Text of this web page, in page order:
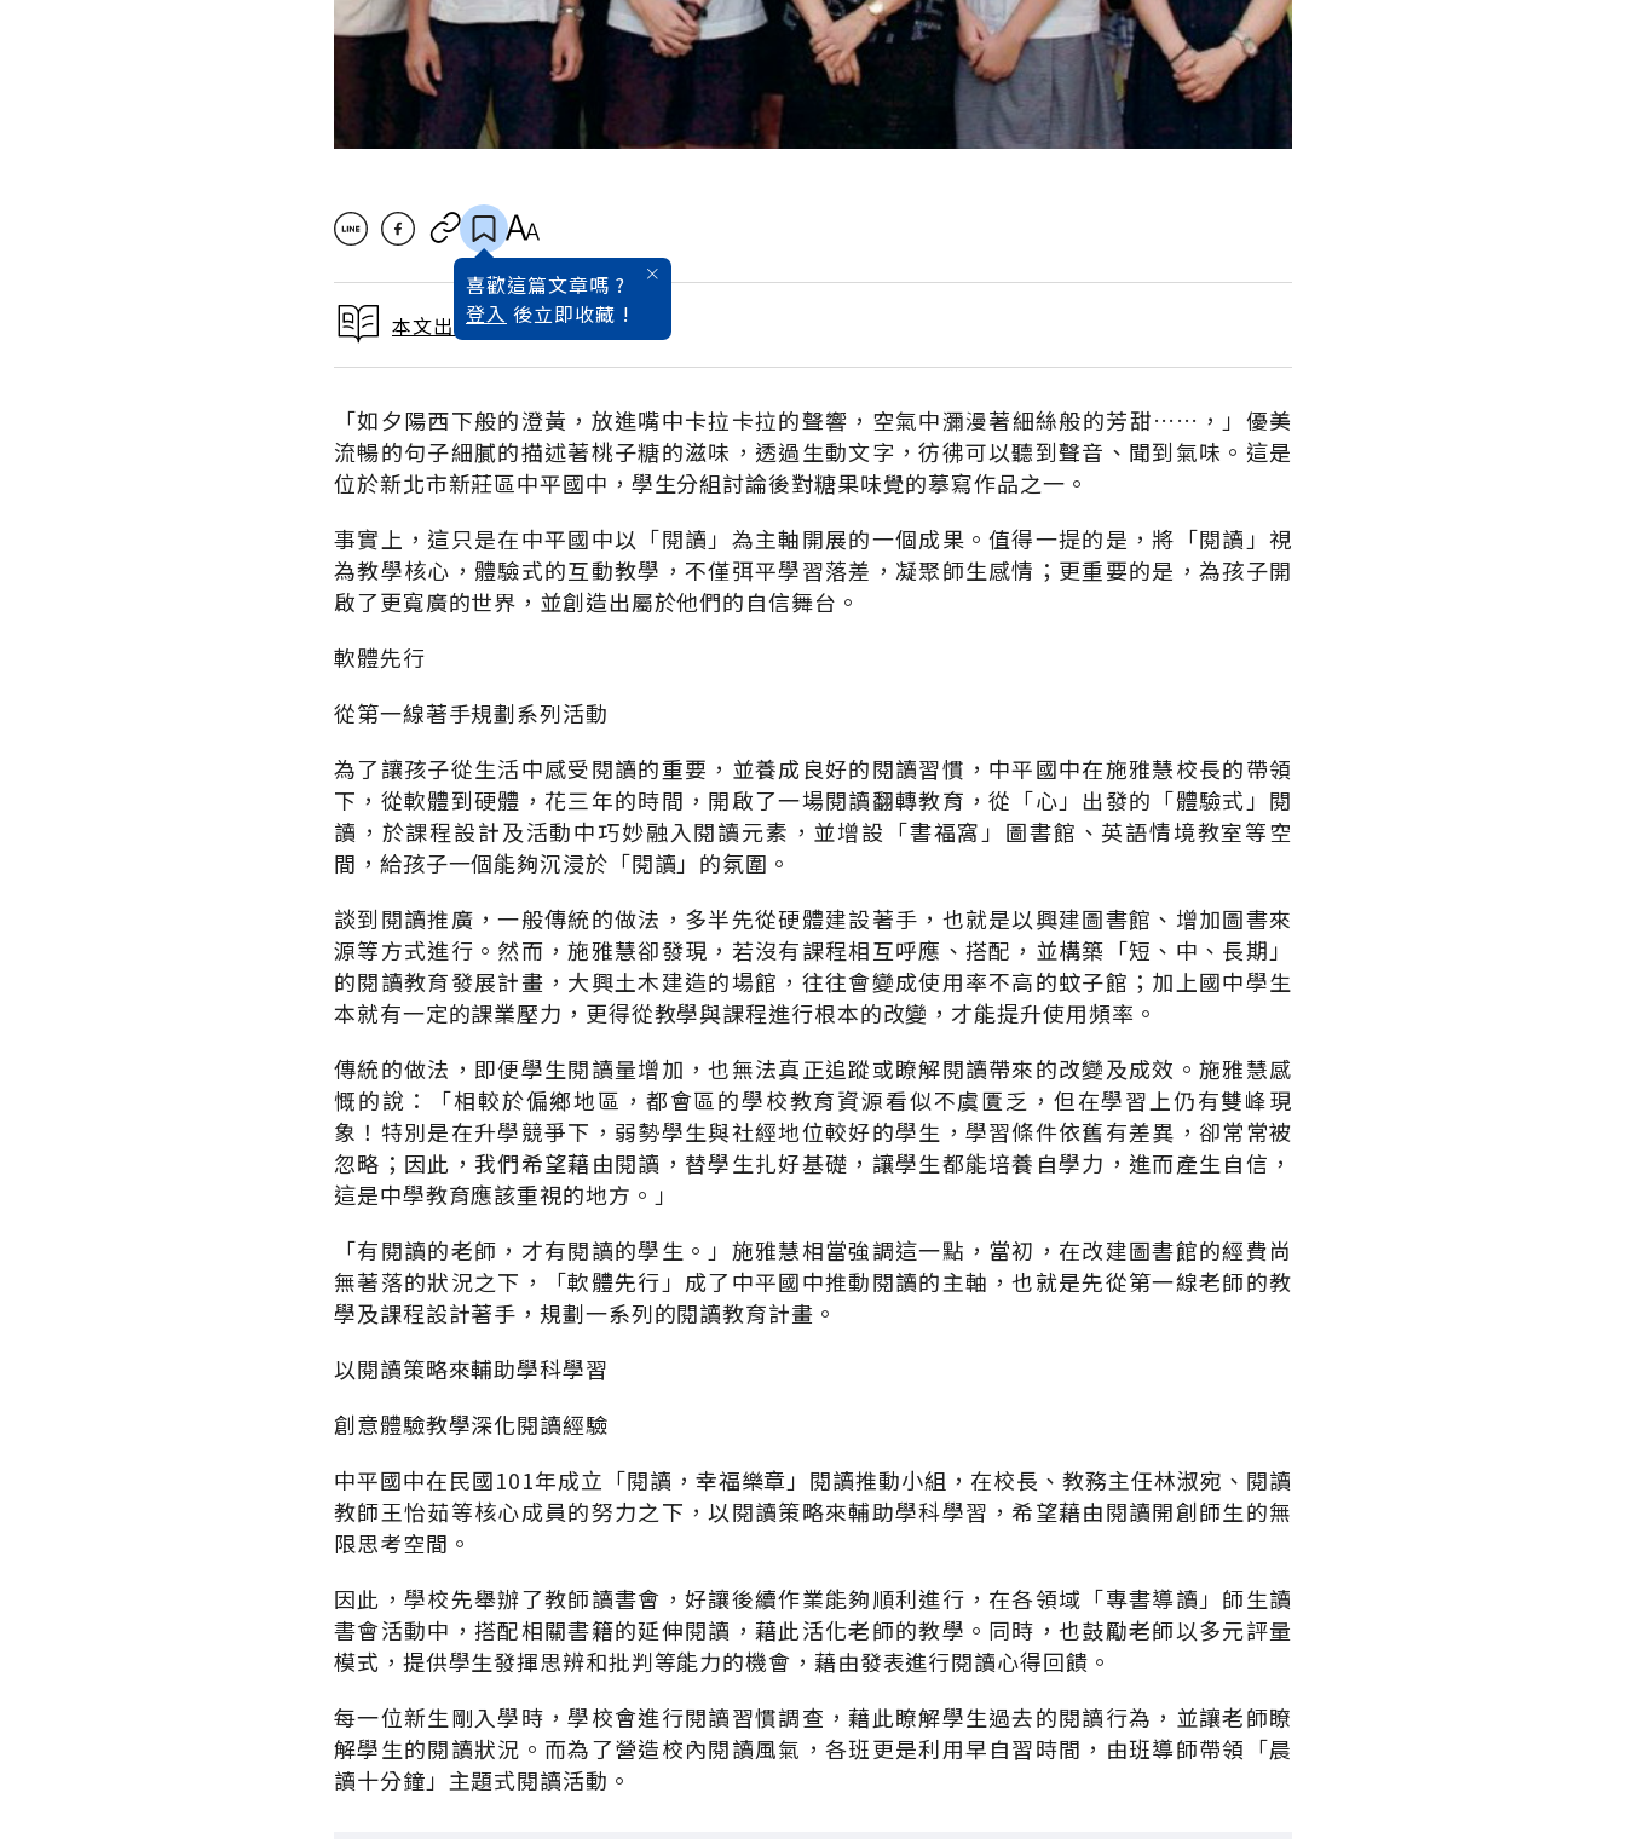
喜歡這篇文章嗎 ?
登入 後立即收藏 !
本文出自教育好好玩
「如夕陽西下般的澄黃，放進嘴中卡拉卡拉的聲響，空氣中瀰漫著細絲般的芳甜……，」優美
流暢的句子細膩的描述著桃子糖的滋味，透過生動文字，彷彿可以聽到聲音、聞到氣味。這是
位於新北市新莊區中平國中，學生分組討論後對糖果味覺的摹寫作品之一。
事實上，這只是在中平國中以「閱讀」為主軸開展的一個成果。值得一提的是，將「閱讀」視
為教學核心，體驗式的互動教學，不僅弭平學習落差，凝聚師生感情；更重要的是，為孩子開
啟了更寬廣的世界，並創造出屬於他們的自信舞台。
軟體先行
從第一線著手規劃系列活動
為了讓孩子從生活中感受閱讀的重要，並養成良好的閱讀習慣，中平國中在施雅慧校長的帶領
下，從軟體到硬體，花三年的時間，開啟了一場閱讀翻轉教育，從「心」出發的「體驗式」閱
讀，於課程設計及活動中巧妙融入閱讀元素，並增設「書福窩」圖書館、英語情境教室等空
間，給孩子一個能夠沉浸於「閱讀」的氛圍。
談到閱讀推廣，一般傳統的做法，多半先從硬體建設著手，也就是以興建圖書館、增加圖書來
源等方式進行。然而，施雅慧卻發現，若沒有課程相互呼應、搭配，並構築「短、中、長期」
的閱讀教育發展計畫，大興土木建造的場館，往往會變成使用率不高的蚊子館；加上國中學生
本就有一定的課業壓力，更得從教學與課程進行根本的改變，才能提升使用頻率。
傳統的做法，即便學生閱讀量增加，也無法真正追蹤或瞭解閱讀帶來的改變及成效。施雅慧感
慨的說：「相較於偏鄉地區，都會區的學校教育資源看似不虞匱乏，但在學習上仍有雙峰現
象！特別是在升學競爭下，弱勢學生與社經地位較好的學生，學習條件依舊有差異，卻常常被
忽略；因此，我們希望藉由閱讀，替學生扎好基礎，讓學生都能培養自學力，進而產生自信，
這是中學教育應該重視的地方。」
「有閱讀的老師，才有閱讀的學生。」施雅慧相當強調這一點，當初，在改建圖書館的經費尚
無著落的狀況之下，「軟體先行」成了中平國中推動閱讀的主軸，也就是先從第一線老師的教
學及課程設計著手，規劃一系列的閱讀教育計畫。
以閱讀策略來輔助學科學習
創意體驗教學深化閱讀經驗
中平國中在民國101年成立「閱讀，幸福樂章」閱讀推動小組，在校長、教務主任林淑宛、閱讀
教師王怡茹等核心成員的努力之下，以閱讀策略來輔助學科學習，希望藉由閱讀開創師生的無
限思考空間。
因此，學校先舉辦了教師讀書會，好讓後續作業能夠順利進行，在各領域「專書導讀」師生讀
書會活動中，搭配相關書籍的延伸閱讀，藉此活化老師的教學。同時，也鼓勵老師以多元評量
模式，提供學生發揮思辨和批判等能力的機會，藉由發表進行閱讀心得回饋。
每一位新生剛入學時，學校會進行閱讀習慣調查，藉此瞭解學生過去的閱讀行為，並讓老師瞭
解學生的閱讀狀況。而為了營造校內閱讀風氣，各班更是利用早自習時間，由班導師帶領「晨
讀十分鐘」主題式閱讀活動。